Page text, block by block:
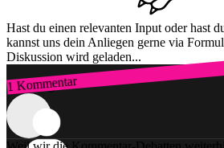
Hast du einen relevanten Input oder hast
kannst uns dein Anliegen gerne via
Diskussion wird geladen...
1 Kommentar
Zum Login